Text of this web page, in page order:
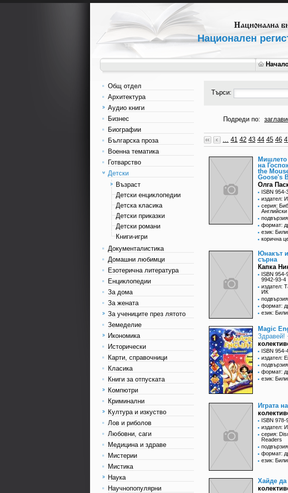
Национален
Общ отдел
Архитектура
Аудио книги
Бизнес
Биографии
Българска проза
Военна тематика
Готварство
Детски
Възраст
Детски енциклопедии
Детска класика
Детски приказки
Детски романи
Книги-игри
Документалистика
Домашни любимци
Езотерична литература
Енциклопедии
За дома
За жената
За учениците през лятото
Земеделие
Икономика
Исторически
Карти, справочници
Класика
Книги за отпуската
Компютри
Криминални
Култура и изкуство
Лов и риболов
Любовни, саги
Медицина и здраве
Мистерии
Мистика
Наука
Научнопопулярни
Търси:
Подреди по:
... 41 42 43 44 45 46
на
the
Goose's
Олга
ISBN 954-
издател:
серия:
Английски
формат:
език:
корична
Юнакът
сърна
Капка
ISBN 954-
9942-93-4
издател:
ИК
формат:
език:
Magic
Здравей!
ISBN 954-
издател:
формат:
език:
Играта
ISBN 978-
издател:
серия:
Readers
формат:
език:
Хайде